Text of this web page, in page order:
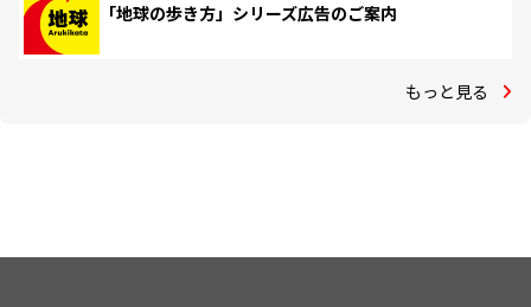
「地球の歩き方」シリーズ広告のご案内
もっと見る